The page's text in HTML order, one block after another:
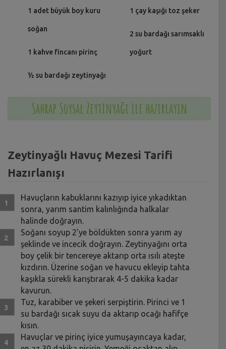
1 adet büyük boy kuru
soğan
1 kahve fincanı pirinç
½ su bardağı zeytinyağı
1 çay kaşığı toz şeker
2 su bardağı sarımsaklı
yoğurt
Sahrap Soysal Zeytinyağı ile hazırlayın
Zeytinyağlı Havuç Mezesi Tarifi
Hazırlanışı
Havuçların kabuklarını kazıyıp iyice yıkadıktan
sonra, yarım santim kalınlığında halkalar
halinde doğrayın.
Soğanı soyup 2'ye böldükten sonra yarım ay
şeklinde ve incecik doğrayın. Zeytinyağını orta
boy çelik bir tencereye aktarıp orta ısılı ateşte
kızdırın. Üzerine soğan ve havucu ekleyip tahta
kaşıkla sürekli karıştırarak 4-5 dakika kadar
kavurun.
Tuz, karabiber ve şekeri serpiştirin. Pirinci ve 1
su bardağı sıcak suyu da aktarıp ocağı hafifçe
kısın.
Havuçlar ve pirinç iyice yumuşayıncaya kadar,